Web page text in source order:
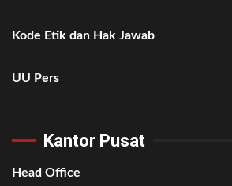
Kode Etik dan Hak Jawab
UU Pers
Kantor Pusat
Head Office